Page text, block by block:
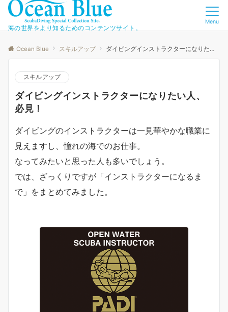
海の世界をより知るためのコンテンツサイト。
Menu
Ocean Blue スキルアップ ダイビングインストラクターになりたい人、必見！
スキルアップ
ダイビングインストラクターになりたい人、
必見！
ダイビングのインストラクターは一見華やかな職業に
見えますし、憧れの海でのお仕事。
なってみたいと思った人も多いでしょう。
では、ざっくりですが「インストラクターになるま
で」をまとめてみました。